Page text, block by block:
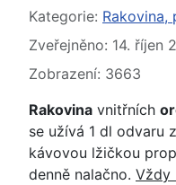
Základní údaje
Kategorie: Rakovina,
Zveřejněno: 14. říjen
Zobrazení: 3663
Rakovina vnitřních
se užívá 1 dl odvaru
kávovou lžičkou
denně nalačno. Vždy